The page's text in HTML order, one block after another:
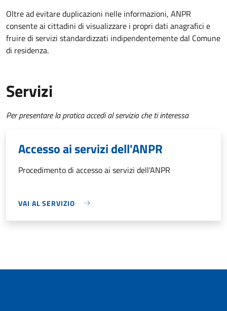
Oltre ad evitare duplicazioni nelle informazioni, ANPR
consente ai cittadini di visualizzare i propri dati anagrafici e
fruire di servizi standardizzati indipendentemente dal Comune
di residenza.
Servizi
Per presentare la pratica accedi al servizio che ti interessa
Accesso ai servizi dell'ANPR
Procedimento di accesso ai servizi dell'ANPR
VAI AL SERVIZIO